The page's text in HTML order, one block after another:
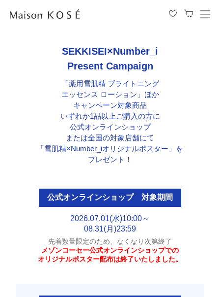
メ
SEKKISEI×Number_i
Present Campaign
「薬用雪肌精 ブライトニング
エッセンス ローション」ほか
キャンペーン対象商品
いずれか1品以上ご購入の方に
公式オンラインショップ
または全国の対象店舗にて
「雪肌精×Number_iオリジナルポスター」を
プレゼント！
公式オンラインショップ 対象期間
2026.07.01(水)10:00～
08.31(月)23:59
先着数量限定のため、なくなり次第終了
メゾンコーセー公式オンラインショップでの
オリジナルポスター配布は終了いたしました。